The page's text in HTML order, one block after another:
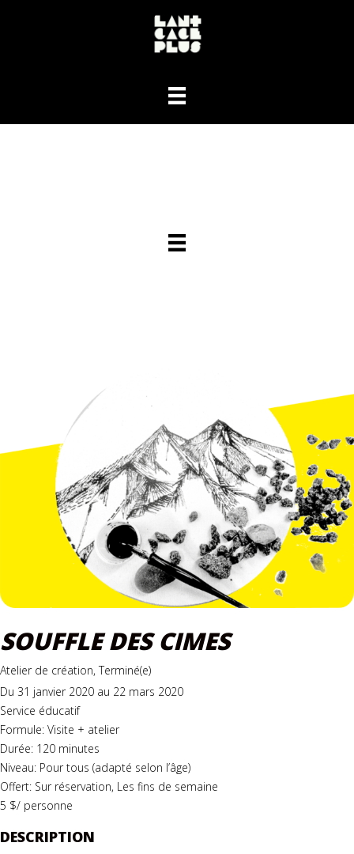
SOUFFLE DES CIMES
Atelier de création, Terminé(e)
Du 31 janvier 2020 au 22 mars 2020
Service éducatif
Formule: Visite + atelier
Durée: 120 minutes
Niveau: Pour tous (adapté selon l’âge)
Offert: Sur réservation, Les fins de semaine
5 $/ personne
DESCRIPTION